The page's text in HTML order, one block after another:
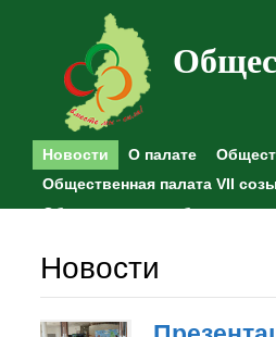
Новости О палате
Общественная палата VII
Общественные наблюдения
Новости